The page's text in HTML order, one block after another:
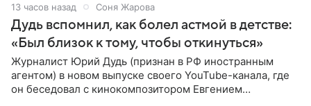
13 часов назад Соня Жарова
Дудь вспомнил, как болел астмой в детстве:
«Был близок к тому, чтобы откинуться»
Журналист Юрий Дудь (признан в РФ иностранным
агентом) в новом выпуске своего YouTube-канала, где
он беседовал с кинокомпозитором Евгением